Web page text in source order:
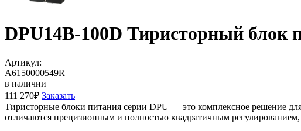
DPU14B-100D Тиристорный блок
Артикул:
A6150000549R
в наличии
111 270₽ Заказать
Тиристорные блоки питания серии DPU — это комплексное решение
отличаются прецизионным и полностью квадратичным